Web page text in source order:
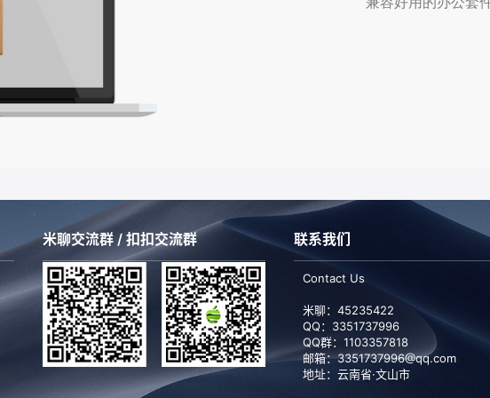
米聊交流群 / 扣扣交流群 联系我们
Contact Us
米聊：45235422
QQ： 3351737996
QQ群：1103357818
邮箱：3351737996@qq.com
地址：云南省·文山市